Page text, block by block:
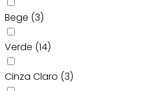
Bege (3)
Verde (14)
Cinza Claro (3)